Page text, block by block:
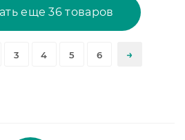
еще 36 товаров
3 4 5 6